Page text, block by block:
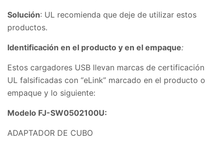
Solución: UL recomienda que deje de utilizar estos
productos.
Identificación en el producto y en el empaque:
Estos cargadores USB llevan marcas de certificación
UL falsificadas con “eLink” marcado en el producto o
empaque y lo siguiente:
Modelo FJ-SW0502100U:
ADAPTADOR DE CUBO